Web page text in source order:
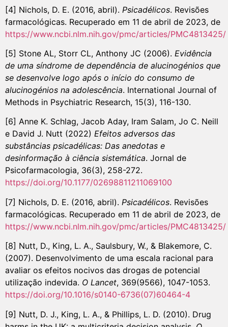
[4] Nichols, D. E. (2016, abril). Psicadélicos. Revisões
farmacológicas. Recuperado em 11 de abril de 2023, de
https://www.ncbi.nlm.nih.gov/pmc/articles/PMC4813425/
[5] Stone AL, Storr CL, Anthony JC (2006). Evidência
de uma síndrome de dependência de alucinogénios que
se desenvolve logo após o início do consumo de
alucinogénios na adolescência. International Journal of
Methods in Psychiatric Research, 15(3), 116-130.
[6] Anne K. Schlag, Jacob Aday, Iram Salam, Jo C. Neill
e David J. Nutt (2022) Efeitos adversos das
substâncias psicadélicas: Das anedotas e
desinformação à ciência sistemática. Jornal de
Psicofarmacologia, 36(3), 258-272.
https://doi.org/10.1177/02698811211069100
[7] Nichols, D. E. (2016, abril). Psicadélicos. Revisões
farmacológicas. Recuperado em 11 de abril de 2023, de
https://www.ncbi.nlm.nih.gov/pmc/articles/PMC4813425/
[8] Nutt, D., King, L. A., Saulsbury, W., & Blakemore, C.
(2007). Desenvolvimento de uma escala racional para
avaliar os efeitos nocivos das drogas de potencial
utilização indevida. O Lancet, 369(9566), 1047-1053.
https://doi.org/10.1016/s0140-6736(07)60464-4
[9] Nutt, D. J., King, L. A., & Phillips, L. D. (2010). Drug